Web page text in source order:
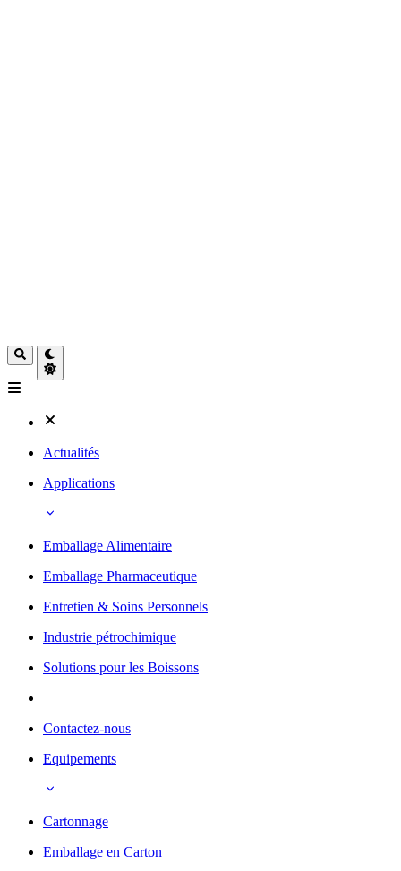
Actualités
Applications
Emballage Alimentaire
Emballage Pharmaceutique
Entretien & Soins Personnels
Industrie pétrochimique
Solutions pour les Boissons
Contactez-nous
Equipements
Cartonnage
Emballage en Carton